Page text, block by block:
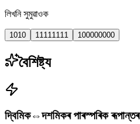
লিখনি সুমুৱাওক
1010 11111111 100000000
বৈশিষ্ট্য
দ্বিমিক⇔দশমিকৰ পাৰস্পৰিক ৰূপান্তৰ